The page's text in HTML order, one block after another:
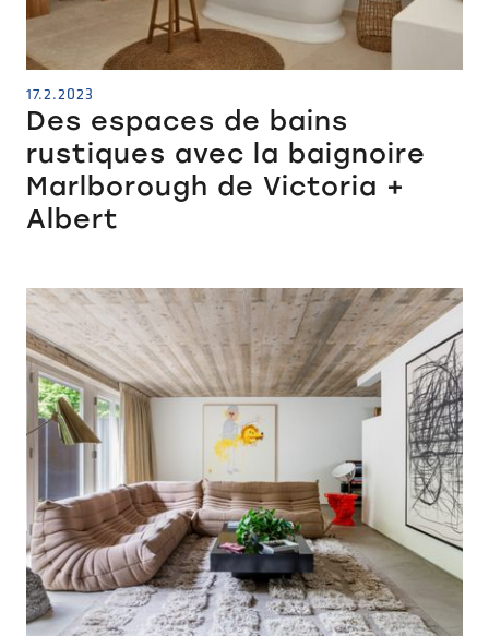
17.2.2023
Des espaces de bains
rustiques avec la baignoire
Marlborough de Victoria +
Albert